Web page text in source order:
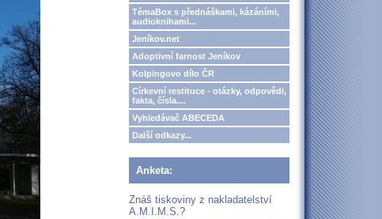
TémaBox s přednáškami, kázáními,
audioknihami...
Jeníkov.net
Adoptivní farnost Jeníkov
Kolpingovo dílo ČR
Církevní restituce - otázky, odpovědi,
fakta, čísla....
Vyhledávač ABECEDA
Další odkazy...
Anketa:
Znáš tiskoviny z nakladatelství
A.M.I.M.S.?